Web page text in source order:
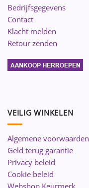
Bedrijfsgegevens
Contact
Klacht melden
Retour zenden
VEILIG WINKELEN
Algemene voorwaarden
Geld terug garantie
Privacy beleid
Cookie beleid
Webshop Keurmerk